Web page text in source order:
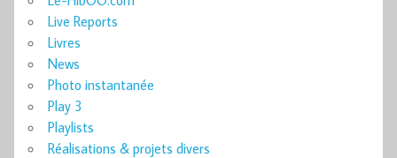
Live Reports
Livres
News
Photo instantanée
Play 3
Playlists
Réalisations & projets divers